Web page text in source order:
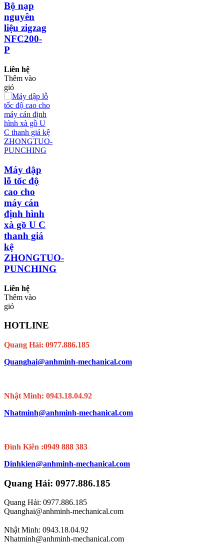
Bộ nạp
nguyên
liệu zigzag
NFC200-
P
Liên hệ
Thêm vào
giỏ
Máy dập
lỗ tốc độ
cao cho
máy cán
định hình
xà gồ U C
thanh giá
kệ
ZHONGTUO-
PUNCHING
Liên hệ
Thêm vào
giỏ
HOTLINE
Quang Hải: 0977.886.185
Quanghai@anhminh-mechanical.com
Nhật Minh: 0943.18.04.92
Nhatminh@anhminh-mechanical.com
Đình Kiên :0949 888 383
Dinhkien@anhminh-mechanical.com
Quang Hải: 0977.886.185
Quang Hải: 0977.886.185
Quanghai@anhminh-mechanical.com
Nhật Minh: 0943.18.04.92
Nhatminh@anhminh-mechanical.com